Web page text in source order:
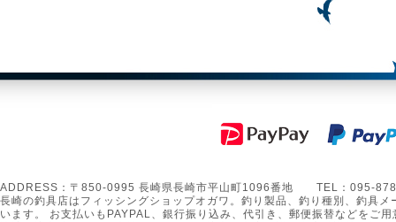
ADDRESS：〒850-0995 長崎県長崎市平山町1096番地 TEL：
長崎の釣具店はフィッシングショップオガワ。釣り製品、釣り種別、釣具
います。 お支払いもPAYPAL、銀行振り込み、代引き、郵便振替などをご用